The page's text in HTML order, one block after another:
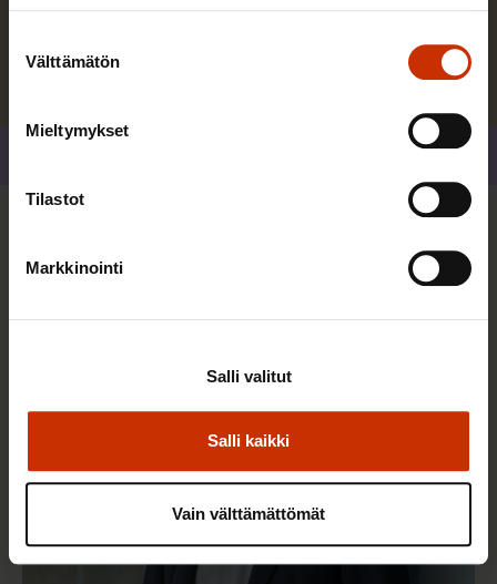
valinta
Välttämätön
Mieltymykset
Tilastot
Markkinointi
Salli kaikki
Salli valitut
Vain välttämättömät
TALOUS JA ELINKEINOELÄMÄ